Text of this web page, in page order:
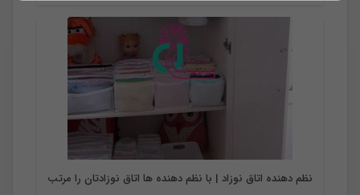
0
نظم دهنده اتاق نوزاد | با نظم دهنده ها اتاق نوزادتان را مرتب